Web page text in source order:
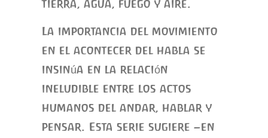
tierra, agua, fuego y aire.
La importancia del movimiento
en el acontecer del habla se
insinúa en la relación
ineludible entre los actos
humanos del andar, hablar y
pensar. Esta serie sugiere –en